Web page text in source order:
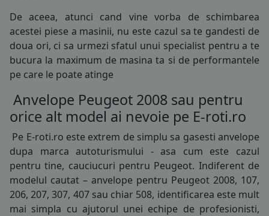
De aceea, atunci cand vine vorba de schimbarea
acestei piese a masinii, nu este cazul sa te gandesti de
doua ori, ci sa urmezi sfatul unui specialist pentru a te
bucura la maximum de masina ta si de performantele
pe care le poate atinge
Anvelope Peugeot 2008 sau pentru
orice alt model ai nevoie pe E-roti.ro
Pe E-roti.ro este extrem de simplu sa gasesti anvelope
dupa marca autoturismului - asa cum este cazul
pentru tine, cauciucuri pentru Peugeot. Indiferent de
modelul cautat – anvelope pentru Peugeot 2008, 107,
206, 207, 307, 407 sau chiar 508, identificarea este mult
mai simpla cu ajutorul unei echipe de profesionisti,